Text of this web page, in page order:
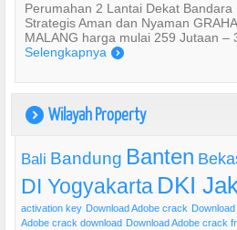
Perumahan 2 Lantai Dekat
Strategis Aman dan Nyaman
MALANG harga mulai 259 Jutaan –
Selengkapnya )
) Wilayah Property
Bali Bandung Banten
DI Yogyakarta DKI
activation key Download Adobe crack
Adobe crack download Download Adobe crack